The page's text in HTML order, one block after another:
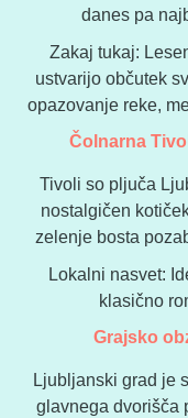
danes pa
Zakaj tukaj:
ustvarijo občutek
opazovanje reke,
Čolnarna
Tivoli so pljuča
nostalgičen
zelenje bosta
Lokalni nasvet:
klasično
Grajsko
Ljubljanski grad je
glavnega dvorišča